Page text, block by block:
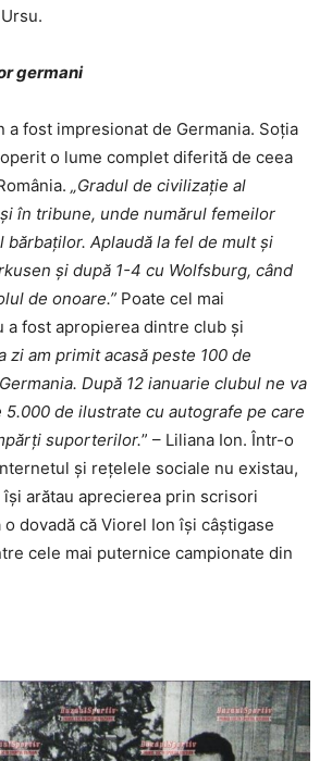
germani
a fost impresionat de Germania. Soția
o lume complet diferită de ceea
„Gradul de civilizație al
în tribune, unde numărul femeilor
bărbaților. Aplaudă la fel de mult și
și după 1-4 cu Wolfsburg, când
de onoare.” Poate cel mai
a fost apropierea dintre club și
zi am primit acasă peste 100 de
După 12 ianuarie clubul ne va
de ilustrate cu autografe pe care
suporterilor.” – Liliana Ion. Într-o
și rețelele sociale nu existau,
arătau aprecierea prin scrisori
o dovadă că Viorel Ion își câștigase
cele mai puternice campionate din